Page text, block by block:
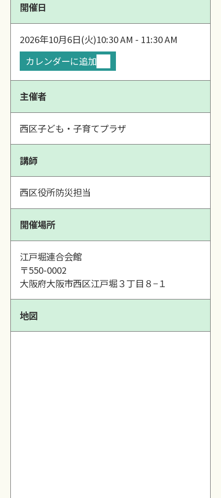
開催日
2026年10月6日(火)10:30 AM - 11:30 AM
カレンダーに追加
主催者
西区子ども・子育てプラザ
講師
西区役所防災担当
開催場所
江戸堀連合会館
〒550-0002
大阪府大阪市西区江戸堀３丁目８−１
地図